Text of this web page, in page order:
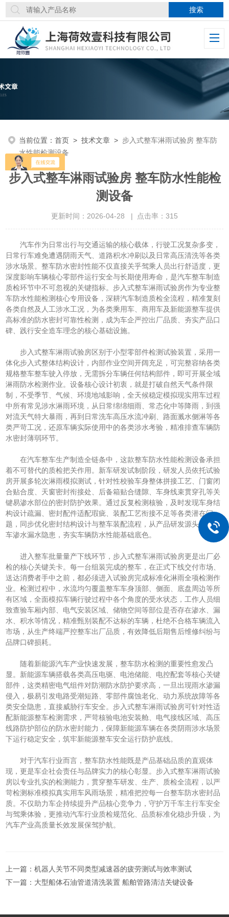
当前位置：首页 >技术文章 >步入式整车淋雨试验房 整车防
水性能检测设备
步入式整车淋雨试验房 整车防水性能检
测设备
更新时间：2026-04-28 | 点击率：315
汽车作为日常出行与交通运输的核心载体，行驶工况复杂多变，
日常行车难免遭遇阴雨天气、道路积水冲刷以及日常高压清洗等各类
涉水场景。整车防水密封性能不仅直接关乎驾乘人员出行舒适度，更
深度影响车辆核心零部件运行安全与长期使用寿命，是汽车整车制造
质检环节中不可忽视的关键指标。步入式整车淋雨试验房作为专业整
车防水性能检测核心专用设备，深耕汽车制造质检全流程，精准复刻
各类自然及人工涉水工况，为各类乘用车、商用车及新能源整车提供
高标准的防水密封可靠性检测，成为车企严控出厂品质、夯实产品口
碑、践行安全造车理念的核心基础设施。
步入式整车淋雨试验房区别于小型零部件检测试验装置，采用一
体化步入式整体结构设计，内部作业空间开阔充足，可完整容纳各类
规格整车整车驶入停放，无需拆分车辆任何结构部件，即可开展全域
淋雨防水检测作业。设备核心设计初衷，就是打破自然天气条件限
制，不受季节、气候、环境地域影响，全天候稳定模拟现实用车过程
中所有常见涉水淋雨环境，从日常绵绵细雨、常态化中等降雨，到强
对流天气特大暴雨，再到日常洗车高压水流冲刷、路面溅水侧淋等各
类严苛工况，还原车辆实际使用中的各类涉水考验，精准排查车辆防
水密封薄弱环节。
在汽车整车生产制造全链条中，这款整车防水性能检测设备承担
着不可替代的质检把关作用。新车研发试制阶段，研发人员依托试验
房开展多轮次淋雨模拟测试，针对性校验车身整体拼接工艺、门窗闭
合贴合度、天窗密封衔接处、后备箱贴合缝隙、车身线束贯穿孔等关
键易渗水部位的密封防护效果。通过反复检测核验，及时发现车身结
构设计疏漏、密封配件适配瑕疵、装配工艺衔接不足等各类潜在问
题，同步优化密封结构设计与整车装配流程，从产品研发源头杜绝整
车渗水漏水隐患，夯实车辆防水性能基础底色。
进入整车批量量产下线环节，步入式整车淋雨试验房更是出厂必
检的核心关键关卡。每一台组装完成的整车，在正式下线交付市场、
送达消费者手中之前，都必须进入试验房完成标准化淋雨全项检测作
业。检测过程中，水流均匀覆盖整车车身顶部、侧面、底盘周边等所
有区域，全面模拟车辆行驶过程中各个角度的受水状态，工作人员细
致查验车厢内部、电气安装区域、储物空间等部位是否存在渗水、漏
水、积水等情况，精准甄别装配不达标的车辆，杜绝不合格车辆流入
市场，从生产终端严控整车出厂品质，有效降低后期售后维修纠纷与
品牌口碑损耗。
随着新能源汽车产业快速发展，整车防水检测的重要性愈发凸
显。新能源车辆搭载各类高压电驱、电池储能、电控配套等核心关键
部件，这类精密电气组件对防潮防水防护要求高，一旦出现雨水渗漏
侵入，极易引发电路受潮短路、零部件腐蚀老化、动力系统故障等各
类安全隐患，直接威胁行车安全。步入式整车淋雨试验房可针对性适
配新能源整车检测需求，严苛核验电池安装舱、电气接线区域、高压
线路防护部位的防水密封能力，保障新能源车辆在各类阴雨涉水场景
下运行稳定安全，筑牢新能源整车安全运行防护底线。
对于汽车行业而言，整车防水性能既是产品基础品质的直观体
现，更是车企社会责任与品牌实力的核心彰显。步入式整车淋雨试验
房以专业扎实的检测能力，贯穿整车研发、生产、质检全流程，以严
苛检测标准模拟真实用车风雨场景，精准把控每一台整车防水密封品
质。不仅助力车企持续提升产品核心竞争力，守护万千车主行车安全
与驾乘体验，更推动汽车行业质检规范化、品质标准化稳步升级，为
汽车产业高质量长效发展保驾护航。
上一篇：机器人关节不同类型减速器的疲劳测试与效率测试
下一篇： 大型船体石油管道清洗装置 船舶管路清洁关键设备